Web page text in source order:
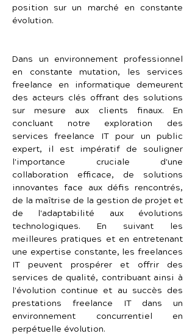
position sur un marché en constante
évolution.
Dans un environnement professionnel
en constante mutation, les services
freelance en informatique demeurent
des acteurs clés offrant des solutions
sur mesure aux clients finaux. En
concluant notre exploration des
services freelance IT pour un public
expert, il est impératif de souligner
l'importance cruciale d'une
collaboration efficace, de solutions
innovantes face aux défis rencontrés,
de la maîtrise de la gestion de projet et
de l'adaptabilité aux évolutions
technologiques. En suivant les
meilleures pratiques et en entretenant
une expertise constante, les freelances
IT peuvent prospérer et offrir des
services de qualité, contribuant ainsi à
l'évolution continue et au succès des
prestations freelance IT dans un
environnement concurrentiel en
perpétuelle évolution.